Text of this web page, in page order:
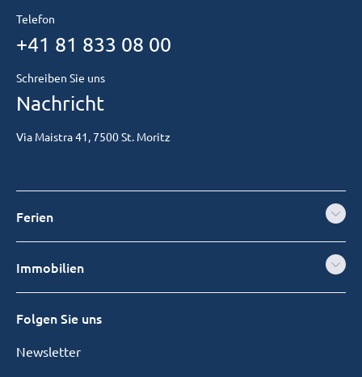
Telefon
+41 81 833 08 00
Schreiben Sie uns
Nachricht
Via Maistra 41, 7500 St. Moritz
Ferien
Immobilien
Folgen Sie uns
Newsletter